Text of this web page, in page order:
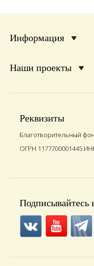
Информация
Наши проекты
Реквизиты
Благотворительный
ОГРН 1177700001445
Подписывайтесь